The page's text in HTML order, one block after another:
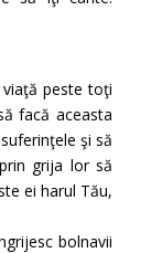
peste toţi
facă aceasta
şi să
grija lor să
ei harul Tău,
bolnavii